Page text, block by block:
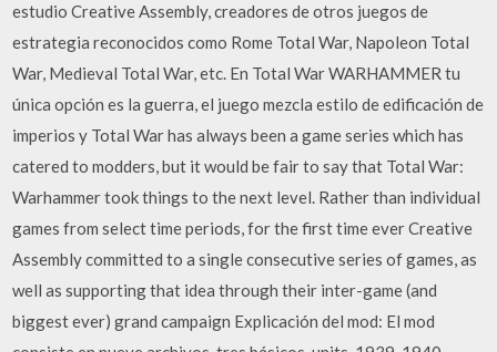
estudio Creative Assembly, creadores de otros juegos de
estrategia reconocidos como Rome Total War, Napoleon Total
War, Medieval Total War, etc. En Total War WARHAMMER tu
única opción es la guerra, el juego mezcla estilo de edificación de
imperios y Total War has always been a game series which has
catered to modders, but it would be fair to say that Total War:
Warhammer took things to the next level. Rather than individual
games from select time periods, for the first time ever Creative
Assembly committed to a single consecutive series of games, as
well as supporting that idea through their inter-game (and
biggest ever) grand campaign Explicación del mod: El mod